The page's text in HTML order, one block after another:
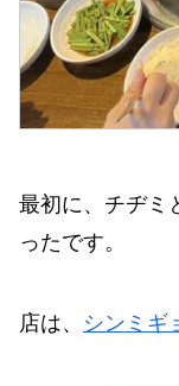
最初に、チヂミ
ったです。
店は、 シンミギ